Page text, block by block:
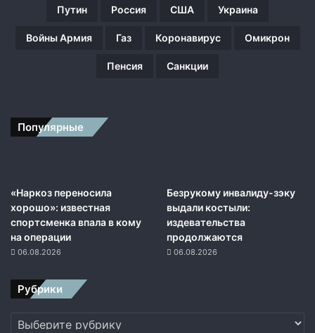
Путин Россия США Украина
Войны Армия Газ Коронавирус Омикрон
Пенсия Санкции
Популярные
«Наркоз переносила
хорошо»: известная
спортсменка впала в кому
на операции
06.08.2026
Безрукому инвалиду-зэку
выдали костыли:
издевательства
продолжаются
06.08.2026
Рубрики
Рубрики